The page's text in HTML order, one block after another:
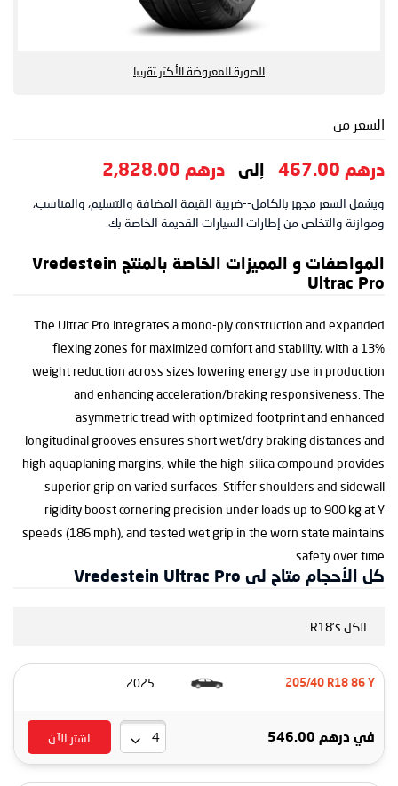
الصورة المعروضة الأكثر تقريبا
السعر من
درهم 467.00 إلى درهم 2,828.00
ويشمل السعر مجهز بالكامل--ضريبة القيمة المضافة والتسليم، والمناسب،
وموازنة والتخلص من إطارات السيارات القديمة الخاصة بك.
المواصفات و المميزات الخاصة بالمنتج Vredestein
Ultrac Pro
The Ultrac Pro integrates a mono-ply construction and expanded
flexing zones for maximized comfort and stability, with a 13%
weight reduction across sizes lowering energy use in production
and enhancing acceleration/braking responsiveness. The
asymmetric tread with optimized footprint and enhanced
longitudinal grooves ensures short wet/dry braking distances and
high aquaplaning margins, while the high-silica compound provides
superior grip on varied surfaces. Stiffer shoulders and sidewall
rigidity boost cornering precision under loads up to 900 kg at Y
speeds (186 mph), and tested wet grip in the worn state maintains
safety over time.
كل الأحجام متاح لى Vredestein Ultrac Pro
الكل R18's
205/40 R18 86 Y
2025
في درهم 546.00 اشتر الآن